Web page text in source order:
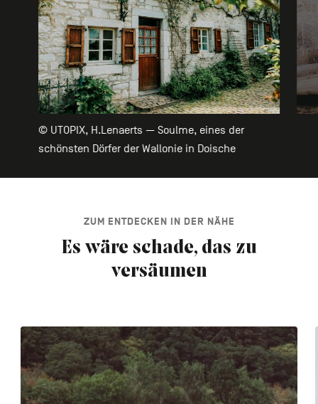
© UTOPIX, H.Lenaerts — Soulme, eines der
schönsten Dörfer der Wallonie in Doische
ZUM ENTDECKEN IN DER NÄHE
Es wäre schade, das zu
versäumen